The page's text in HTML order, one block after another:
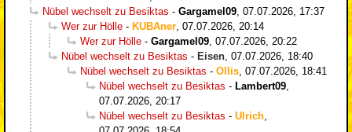
Nübel wechselt zu Besiktas - Gargamel09 07.07.2026, 17:37
Wer zur Hölle - KUBAner 07.07.2026, 20:14
Wer zur Hölle - Gargamel09 07.07.2026, 20:22
Nübel wechselt zu Besiktas - Eisen 07.07.2026, 18:40
Nübel wechselt zu Besiktas - Ollis 07.07.2026, 18:41
Nübel wechselt zu Besiktas - Lambert09
07.07.2026, 20:17
Nübel wechselt zu Besiktas - Ulrich